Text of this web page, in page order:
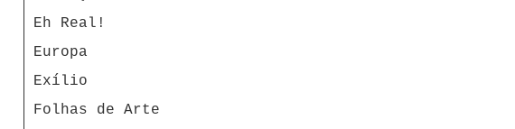
Eh Real!
Europa
Exílio
Folhas de Arte